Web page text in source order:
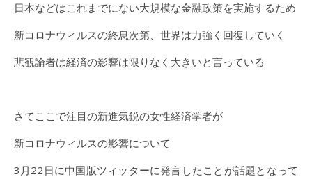
日本などはこれまでにない大規模な金融政策を実施するため
新コロナウィルスの終息次第、世界は力強く回復していく
悲観論者は経済の影響は限りなく大きいと言っている
さてここで注目の新進気鋭の女性経済学者が
新コロナウィルスの影響について
3月22日に中国版ツィッターに発言したことが話題となって